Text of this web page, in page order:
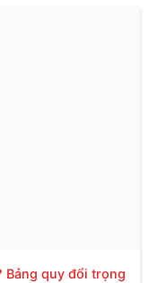
Bảng quy đổi trọng